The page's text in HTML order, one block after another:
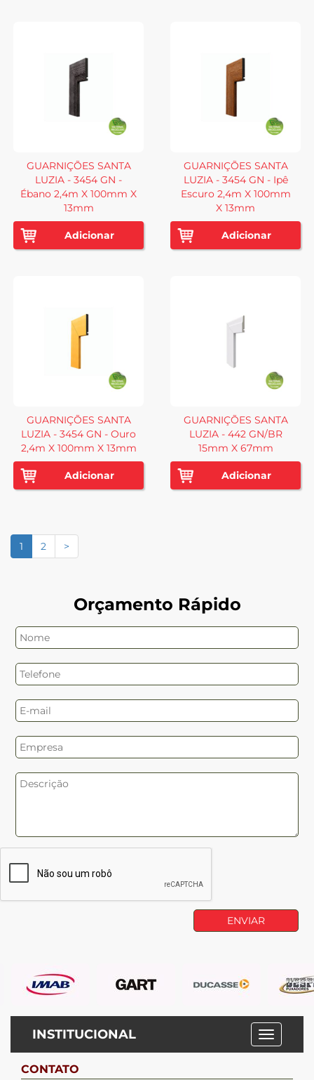
GUARNIÇÕES SANTA
LUZIA - 3454 GN -
Ébano 2,4m X 100mm X
13mm
Adicionar
GUARNIÇÕES SANTA
LUZIA - 3454 GN - Ipê
Escuro 2,4m X 100mm
X 13mm
Adicionar
GUARNIÇÕES SANTA
LUZIA - 3454 GN - Ouro
2,4m X 100mm X 13mm
Adicionar
GUARNIÇÕES SANTA
LUZIA - 442 GN/BR
15mm X 67mm
Adicionar
1 2 >
Orçamento Rápido
INSTITUCIONAL
CONTATO